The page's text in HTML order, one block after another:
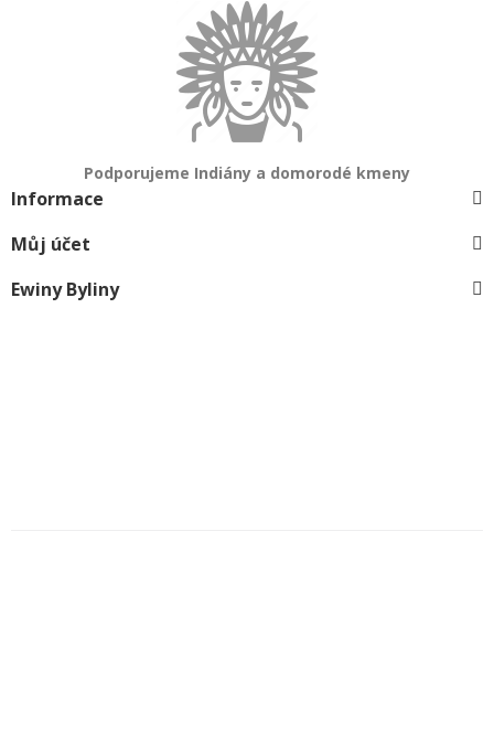
Podporujeme Indiány a domorodé kmeny
Informace
Můj účet
Ewiny Byliny